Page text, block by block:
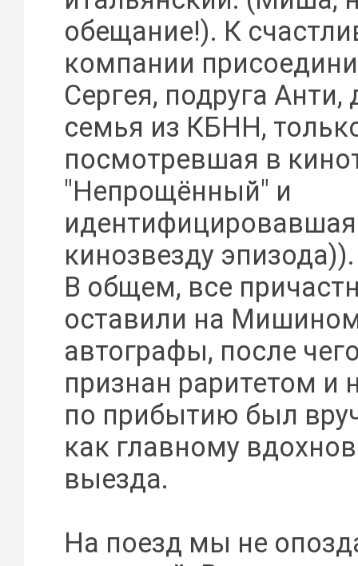
обещание!). К
компании
Сергея, подруга
семья из КБНН,
посмотревшая в
"Непрощённый" и
кинозвезду эпизода)).
В общем, все
оставили на
автографы, после
признан раритетом и
по прибытию был
как главному
выезда.
На поезд мы не